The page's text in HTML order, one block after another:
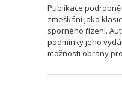
Publikace
zmeškání jako
sporného řízení.
podmínky jeho
možnosti obrany